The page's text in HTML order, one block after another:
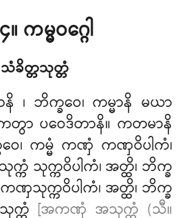
ကမ္မဝဂ္ဂေါ
သံခိတ္တသုတ္တံ
နိ ၊ ဘိက္ခဝေ၊ ကမ္မာနိ မယာ
ာ ပဝေဒိတာနိ။ ကတမာနိ
ဝေ၊ ကမ္မံ ကဏှံ ကဏှဝိပါကံ၊
က္ကံ သုက္ကဝိပါကံ၊ အတ္ထိ၊ ဘိက္ခ
သုက္ကဝိပါကံ၊ အတ္ထိ၊ ဘိက္ခ
က္ကံ [အကဏှံ အသုက္ကံ (သီ။